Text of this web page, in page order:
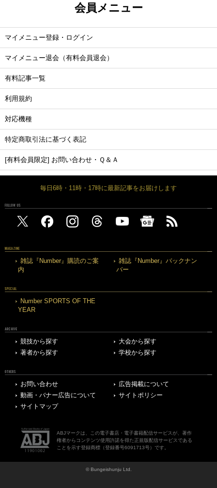
会員メニュー
マイメニュー登録・ログイン
マイメニュー退会（有料会員退会）
有料記事一覧
利用規約
対応機種
特定商取引法に基づく表記
[有料会員限定] お問い合わせ・Ｑ＆Ａ
毎日6時・11時・17時に最新記事をお届けします
FOLLOW US
MAGAZINE
雑誌『Number』購読のご案
内
雑誌『Number』バックナン
バー
SPECIAL
Number SPORTS OF THE
YEAR
ARCHIVE
競技から探す
大会から探す
著者から探す
学校から探す
OTHERS
お問い合わせ
広告掲載について
動画・バナー広告について
サイトポリシー
サイトマップ
ABJマークは、この電子書店・電子書籍配信サービスが、著作
権者からコンテンツ使用許諾を得た正規版配信サービスである
ことを示す登録商標（登録番号6091713号）です。
© Bungeishunju Ltd.